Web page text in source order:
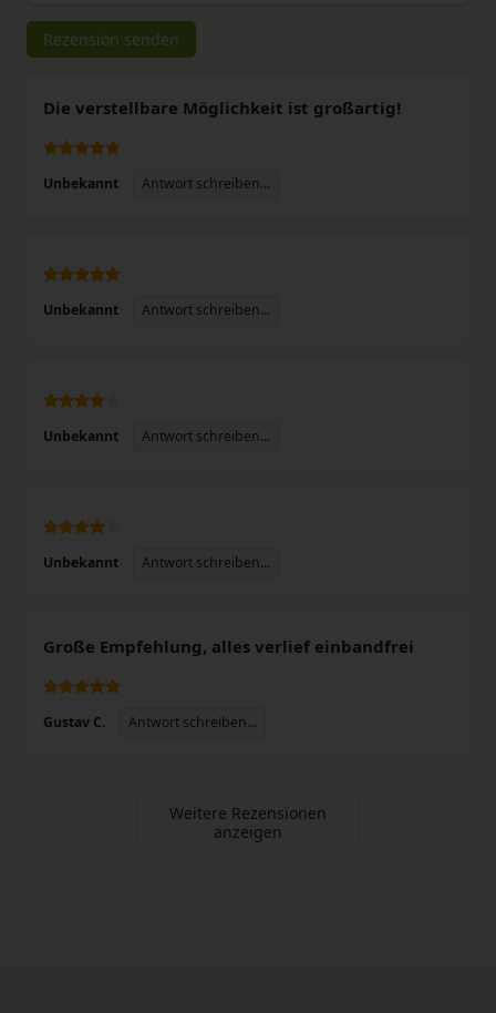
Rezensionstext
Rezension senden
Die verstellbare Möglichkeit ist großartig!
Unbekannt Antwort schreiben...
Unbekannt Antwort schreiben...
Unbekannt Antwort schreiben...
Unbekannt Antwort schreiben...
Große Empfehlung, alles verlief einbandfrei
Gustav C. Antwort schreiben...
Weitere Rezensionen
anzeigen